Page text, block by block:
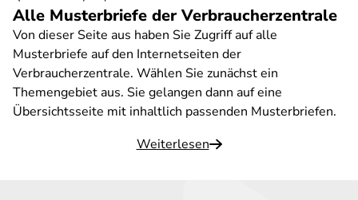
Alle Musterbriefe der Verbraucherzentrale
Von dieser Seite aus haben Sie Zugriff auf alle
Musterbriefe auf den Internetseiten der
Verbraucherzentrale. Wählen Sie zunächst ein
Themengebiet aus. Sie gelangen dann auf eine
Übersichtsseite mit inhaltlich passenden Musterbriefen.
Weiterlesen